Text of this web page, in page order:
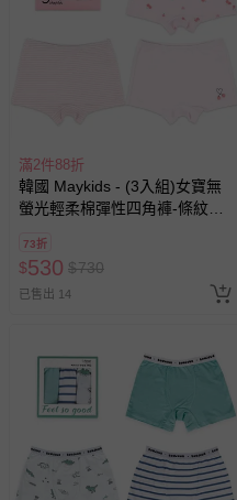
滿2件88折
韓國 Maykids - (3入組)女寶無
螢光輕柔棉彈性四角褲-條紋X
73折
$530 $730
已售出 14